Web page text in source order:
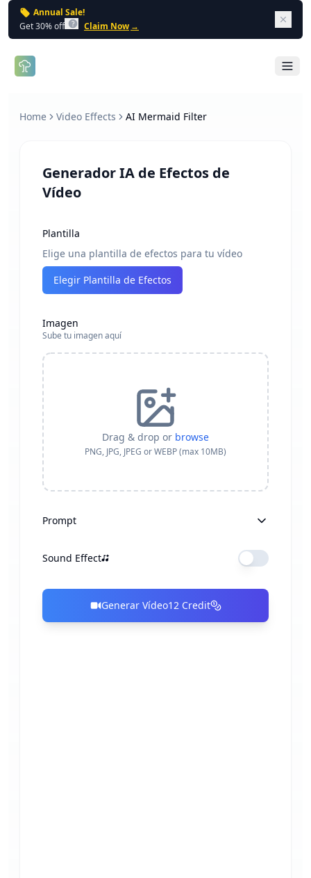
Annual Sale!
Get 30% off
Claim Now →
Open
Home Video Effects AI Mermaid Filter
Generador IA de Efectos de
Vídeo
Plantilla
Elige una plantilla de efectos para tu vídeo
Elegir Plantilla de Efectos
Imagen
Sube tu imagen aquí
Drag & drop or browse
PNG, JPG, JPEG or WEBP (max 10MB)
Prompt
Sound Effect
Generar Vídeo12Credit